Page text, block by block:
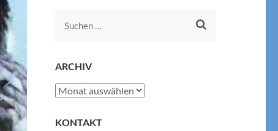
Suchen
ARCHIV
Archiv
KONTAKT